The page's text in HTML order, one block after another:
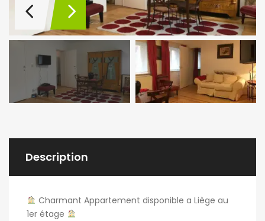
Description
Charmant Appartement disponible a Liège au
1er étage